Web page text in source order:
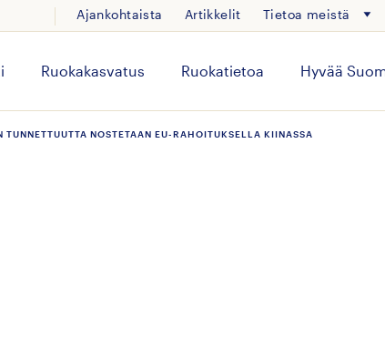
Ajankohtaista Artikkelit Tietoa meistä
Ruokakasvatus Ruokatietoa Hyvää
NOSTETAAN EU-RAHOITUKSELLA KIINASSA